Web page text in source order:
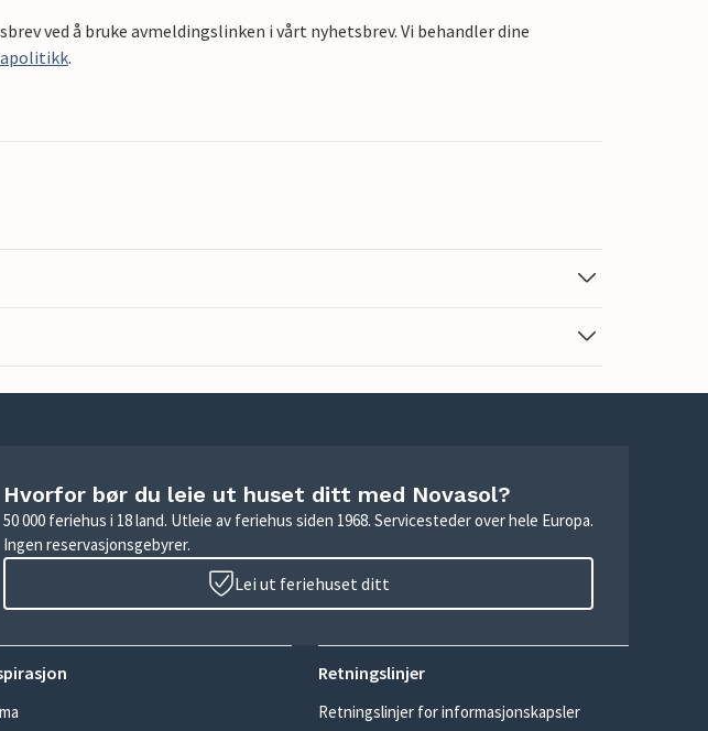
ved å bruke avmeldingslinken i vårt nyhetsbrev. Vi behandler dine
.
Hvorfor bør du leie ut huset ditt med Novasol?
50 000 feriehus i 18 land. Utleie av feriehus siden 1968. Servicesteder over hele Europa.
Ingen reservasjonsgebyrer.
Lei ut feriehuset ditt
Retningslinjer
Retningslinjer for informasjonskapsler